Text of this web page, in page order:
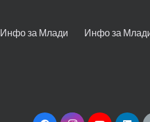
Инфо за Млади Инфо за